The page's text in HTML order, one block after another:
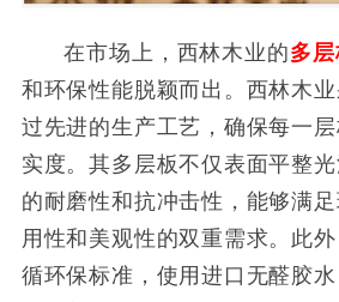
在市场上，西林木业的多层
和环保性能脱颖而出。西林木
过先进的生产工艺，确保每一
实度。其多层板不仅表面平整
的耐磨性和抗冲击性，能够满
用性和美观性的双重需求。此
循环保标准，使用进口无醛胶